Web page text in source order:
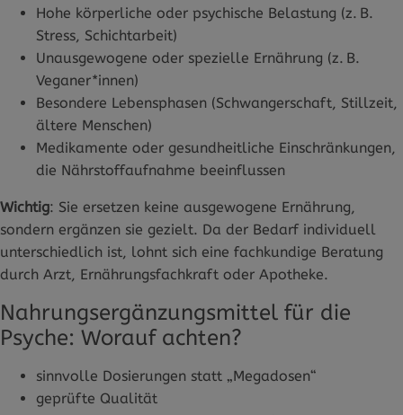
Hohe körperliche oder psychische Belastung (z. B.
Stress, Schichtarbeit)
Unausgewogene oder spezielle Ernährung (z. B.
Veganer*innen)
Besondere Lebensphasen (Schwangerschaft, Stillzeit,
ältere Menschen)
Medikamente oder gesundheitliche Einschränkungen,
die Nährstoffaufnahme beeinflussen
Wichtig: Sie ersetzen keine ausgewogene Ernährung,
sondern ergänzen sie gezielt. Da der Bedarf individuell
unterschiedlich ist, lohnt sich eine fachkundige Beratung
durch Arzt, Ernährungsfachkraft oder Apotheke.
Nahrungsergänzungsmittel für die
Psyche: Worauf achten?
sinnvolle Dosierungen statt „Megadosen“
geprüfte Qualität